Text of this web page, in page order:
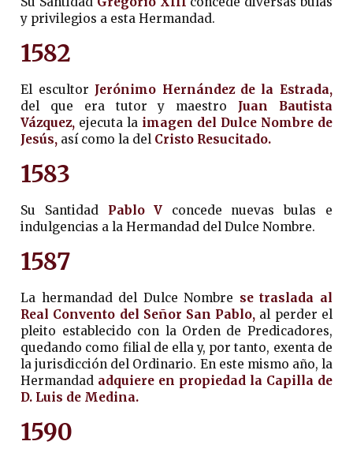
y privilegios a esta Hermandad.
1582
El escultor Jerónimo Hernández de la Estrada,
del que era tutor y maestro Juan Bautista
Vázquez, ejecuta la imagen del Dulce Nombre de
Jesús, así como la del Cristo Resucitado.
1583
Su Santidad Pablo V concede nuevas bulas e
indulgencias a la Hermandad del Dulce Nombre.
1587
La hermandad del Dulce Nombre se traslada al
Real Convento del Señor San Pablo, al perder el
pleito establecido con la Orden de Predicadores,
quedando como filial de ella y, por tanto, exenta de
la jurisdicción del Ordinario. En este mismo año, la
Hermandad adquiere en propiedad la Capilla de
D. Luis de Medina.
1590